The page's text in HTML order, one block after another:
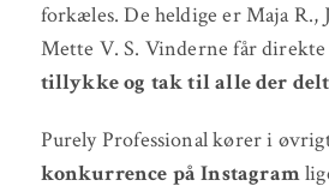
forkæles. De heldige er Maja R.,
Mette V. S. Vinderne får direkte
tillykke og tak til alle der
Purely Professional kører i
konkurrence på Instagram